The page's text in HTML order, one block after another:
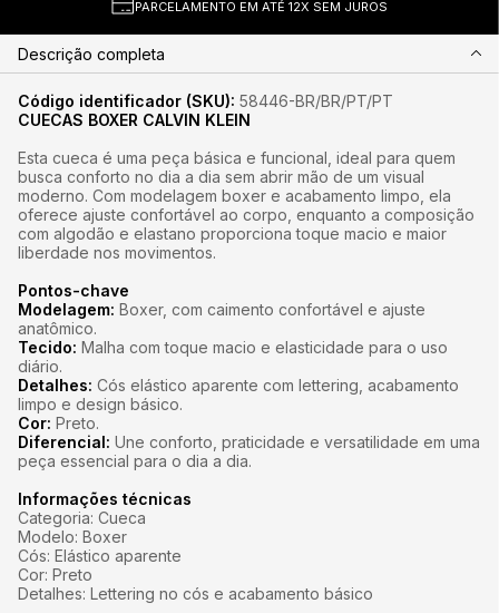
PARCELAMENTO EM ATÉ 12X SEM JUROS
Descrição completa
Código identificador (SKU): 58446-BR/BR/PT/PT
CUECAS BOXER CALVIN KLEIN
Esta cueca é uma peça básica e funcional, ideal para quem
busca conforto no dia a dia sem abrir mão de um visual
moderno. Com modelagem boxer e acabamento limpo, ela
oferece ajuste confortável ao corpo, enquanto a composição
com algodão e elastano proporciona toque macio e maior
liberdade nos movimentos.
Pontos-chave
Modelagem: Boxer, com caimento confortável e ajuste
anatômico.
Tecido: Malha com toque macio e elasticidade para o uso
diário.
Detalhes: Cós elástico aparente com lettering, acabamento
limpo e design básico.
Cor: Preto.
Diferencial: Une conforto, praticidade e versatilidade em uma
peça essencial para o dia a dia.
Informações técnicas
Categoria: Cueca
Modelo: Boxer
Cós: Elástico aparente
Cor: Preto
Detalhes: Lettering no cós e acabamento básico